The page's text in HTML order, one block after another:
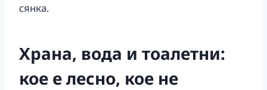
сянка.
Храна, вода и тоалетни:
кое е лесно, кое не